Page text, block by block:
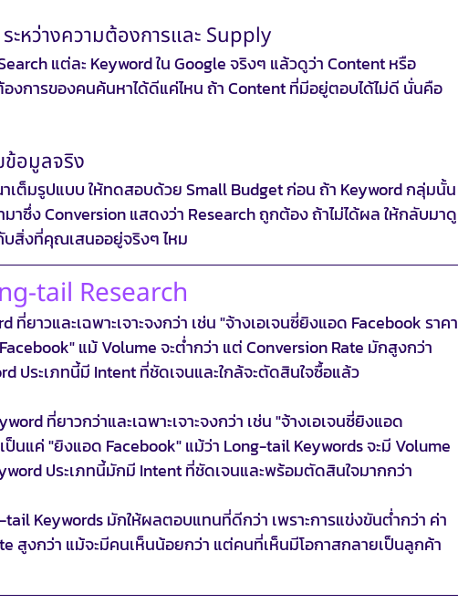
ะหว่างความต้องการและ Supply
แต่ละ Keyword ใน Google จริงๆ แล้วดูว่า Content หรือ
การของคนค้นหาได้ดีแค่ไหน ถ้า Content ที่มีอยู่ตอบได้ไม่ดี นั่นคือ
อมูลจริง
ต็มรูปแบบ ให้ทดสอบด้วย Small Budget ก่อน ถ้า Keyword กลุ่มนั้น
าซึ่ง Conversion แสดงว่า Research ถูกต้อง ถ้าไม่ได้ผล ให้กลับมาดู
บสิ่งที่คุณเสนออยู่จริงๆ ไหม
tail Research
ยาวและเฉพาะเจาะจงกว่า เช่น "จ้างเอเจนซี่ยิงแอด Facebook ราคา
แม้ Volume จะต่ำกว่า แต่ Conversion Rate มักสูงกว่า
ประเภทนี้มี Intent ที่ชัดเจนและใกล้จะตัดสินใจซื้อแล้ว
ที่ยาวกว่าและเฉพาะเจาะจงกว่า เช่น "จ้างเอเจนซี่ยิงแอด
ป็นแค่ "ยิงแอด Facebook" แม้ว่า Long-tail Keywords จะมี Volume
ประเภทนี้มักมี Intent ที่ชัดเจนและพร้อมตัดสินใจมากกว่า
tail Keywords มักให้ผลตอบแทนที่ดีกว่า เพราะการแข่งขันต่ำกว่า ค่า
สูงกว่า แม้จะมีคนเห็นน้อยกว่า แต่คนที่เห็นมีโอกาสกลายเป็นลูกค้า